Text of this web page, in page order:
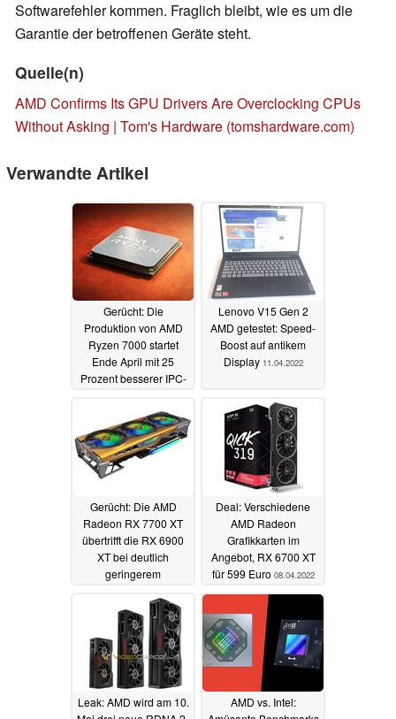
Softwarefehler kommen. Fraglich bleibt, wie es um die
Garantie der betroffenen Geräte steht.
Quelle(n)
AMD Confirms Its GPU Drivers Are Overclocking CPUs
Without Asking | Tom's Hardware (tomshardware.com)
Verwandte Artikel
Gerücht: Die
Produktion von AMD
Ryzen 7000 startet
Ende April mit 25
Prozent besserer IPC-
Lenovo V15 Gen 2
AMD getestet: Speed-
Boost auf antikem
Display 11.04.2022
Gerücht: Die AMD
Radeon RX 7700 XT
übertrifft die RX 6900
XT bei deutlich
geringerem
11.04.2022
Deal: Verschiedene
AMD Radeon
Grafikkarten im
Angebot, RX 6700 XT
für 599 Euro 08.04.2022
Leak: AMD wird am 10.
AMD vs. Intel: